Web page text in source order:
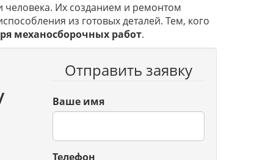
человека. Их созданием и ремонтом
из готовых деталей. Тем, кого
механосборочных работ.
Отправить заявку
Ваше имя
Телефон